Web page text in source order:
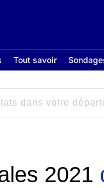
Tout savoir
2021